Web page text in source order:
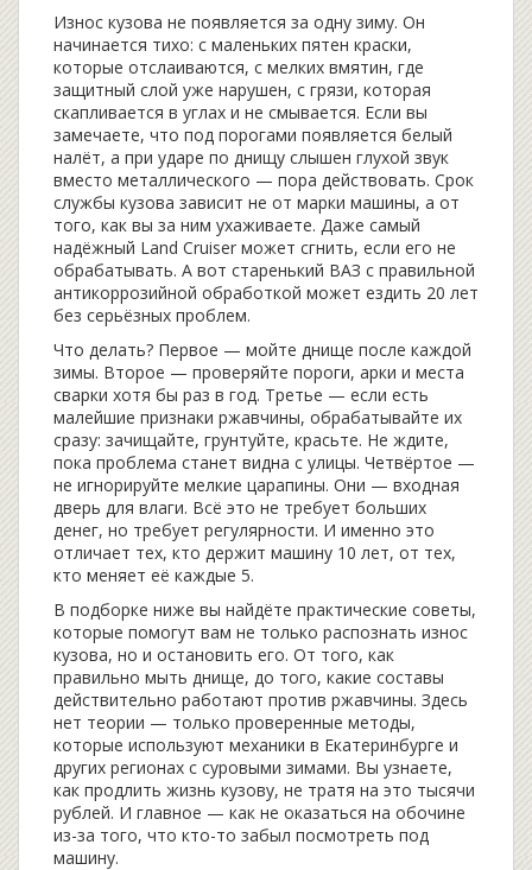
Износ кузова не появляется за одну зиму. Он
начинается тихо: с маленьких пятен краски,
которые отслаиваются, с мелких вмятин, где
защитный слой уже нарушен, с грязи, которая
скапливается в углах и не смывается. Если вы
замечаете, что под порогами появляется белый
налёт, а при ударе по днищу слышен глухой звук
вместо металлического — пора действовать. Срок
службы кузова зависит не от марки машины, а от
того, как вы за ним ухаживаете. Даже самый
надёжный Land Cruiser может сгнить, если его не
обрабатывать. А вот старенький ВАЗ с правильной
антикоррозийной обработкой может ездить 20 лет
без серьёзных проблем.
Что делать? Первое — мойте днище после каждой
зимы. Второе — проверяйте пороги, арки и места
сварки хотя бы раз в год. Третье — если есть
малейшие признаки ржавчины, обрабатывайте их
сразу: зачищайте, грунтуйте, красьте. Не ждите,
пока проблема станет видна с улицы. Четвёртое —
не игнорируйте мелкие царапины. Они — входная
дверь для влаги. Всё это не требует больших
денег, но требует регулярности. И именно это
отличает тех, кто держит машину 10 лет, от тех,
кто меняет её каждые 5.
В подборке ниже вы найдёте практические советы,
которые помогут вам не только распознать износ
кузова, но и остановить его. От того, как
правильно мыть днище, до того, какие составы
действительно работают против ржавчины. Здесь
нет теории — только проверенные методы,
которые используют механики в Екатеринбурге и
других регионах с суровыми зимами. Вы узнаете,
как продлить жизнь кузову, не тратя на это тысячи
рублей. И главное — как не оказаться на обочине
из-за того, что кто-то забыл посмотреть под
машину.